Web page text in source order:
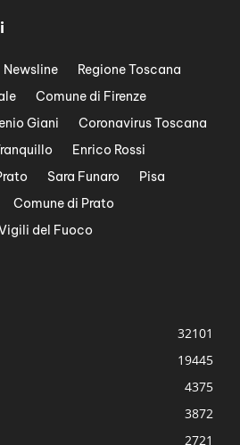
Newsline
Regione Toscana
Comune di Firenze
Giani
Coronavirus Toscana
Enrico Rossi
Sara Funaro
Pisa
Comune di Prato
del Fuoco
32101
19445
4375
3872
2721